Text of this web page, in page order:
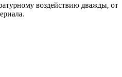
воздействию дважды, от